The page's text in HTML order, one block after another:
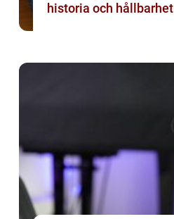
historia och hållbarhet